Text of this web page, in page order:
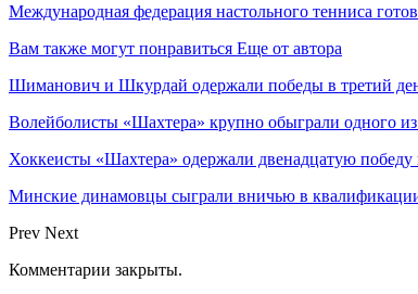
Международная федерация настольного тенниса
Вам также могут понравиться Еще от автора
Шиманович и Шкурдай одержали победы в третий
Волейболисты «Шахтера» крупно обыграли одного
Хоккеисты «Шахтера» одержали двенадцатую победу
Минские динамовцы сыграли вничью в
Prev Next
Комментарии закрыты.